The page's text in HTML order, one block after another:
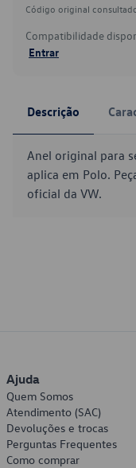
Código original
Compatibilidade
Entrar
Descrição
Anel original para
aplica em Polo.
oficial da VW.
Ajuda
Quem Somos
Atendimento (SAC)
Devoluções e trocas
Perguntas Frequentes
Como comprar